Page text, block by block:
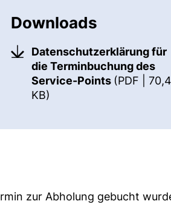
Downloads
Datenschutzerklärung für
die Terminbuchung des
Service-Points (PDF |
KB)
zur Abholung gebucht